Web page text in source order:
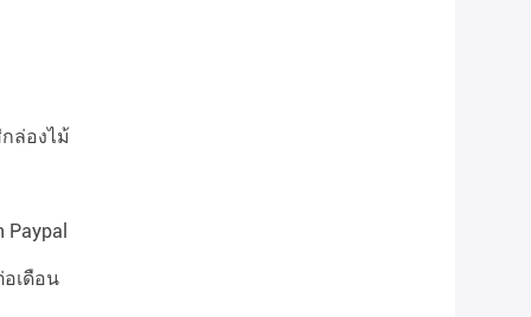
ล่องไม้
Paypal
เดือน